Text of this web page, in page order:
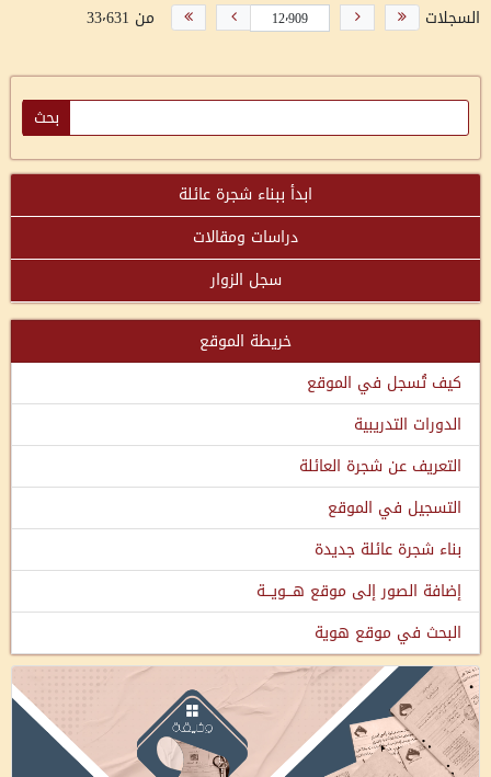
السجلات من 33٬631
ابدأ ببناء شجرة عائلة
دراسات ومقالات
سجل الزوار
خريطة الموقع
كيف تُسجل في الموقع
الدورات التدريبية
التعريف عن شجرة العائلة
التسجيل في الموقع
بناء شجرة عائلة جديدة
إضافة الصور إلى موقع هـــويـــة
البحث في موقع هوية